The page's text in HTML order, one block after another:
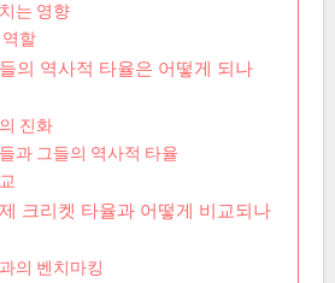
는 영향
할
의 역사적 타율은 어떻게 되나
진화
과 그들의 역사적 타율
크리켓 타율과 어떻게 비교되나
의 벤치마킹